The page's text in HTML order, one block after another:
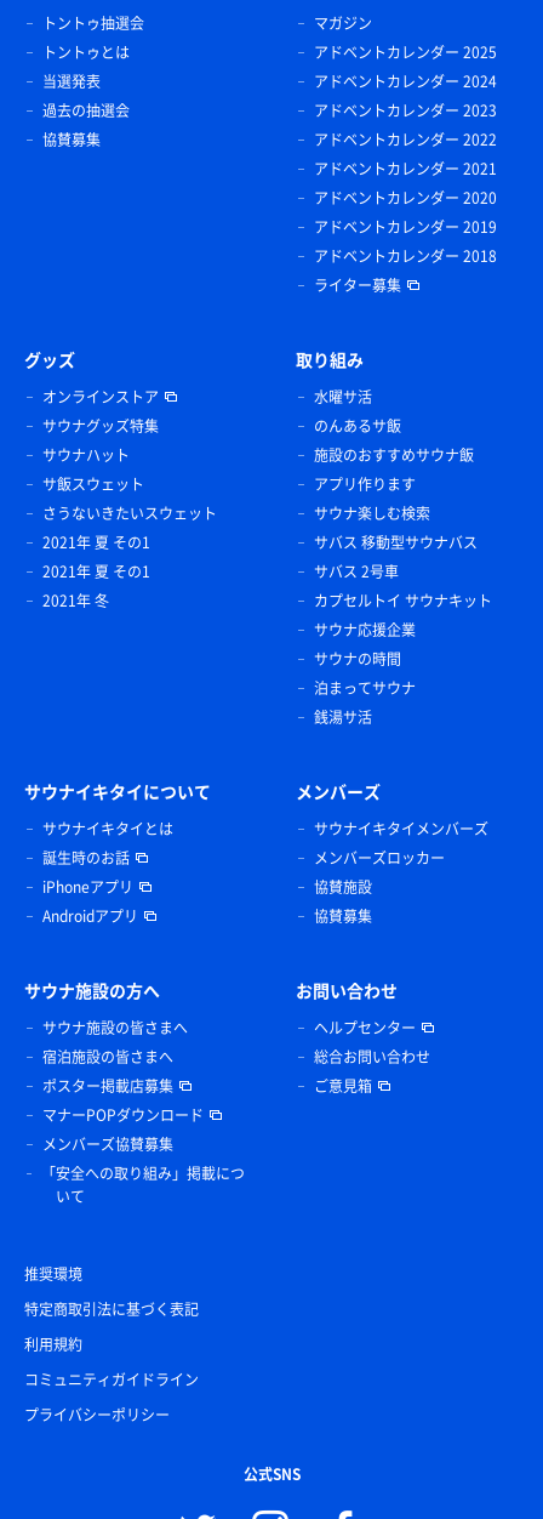
トントゥ抽選会
トントゥとは
当選発表
過去の抽選会
協賛募集
マガジン
アドベントカレンダー 2025
アドベントカレンダー 2024
アドベントカレンダー 2023
アドベントカレンダー 2022
アドベントカレンダー 2021
アドベントカレンダー 2020
アドベントカレンダー 2019
アドベントカレンダー 2018
ライター募集
グッズ
オンラインストア
サウナグッズ特集
サウナハット
サ飯スウェット
さうないきたいスウェット
2021年 夏 その1
2021年 夏 その1
2021年 冬
取り組み
水曜サ活
のんあるサ飯
施設のおすすめサウナ飯
アプリ作ります
サウナ楽しむ検索
サバス 移動型サウナバス
サバス 2号車
カプセルトイ サウナキット
サウナ応援企業
サウナの時間
泊まってサウナ
銭湯サ活
サウナイキタイについて
サウナイキタイとは
誕生時のお話
iPhoneアプリ
Androidアプリ
メンバーズ
サウナイキタイメンバーズ
メンバーズロッカー
協賛施設
協賛募集
サウナ施設の方へ
サウナ施設の皆さまへ
宿泊施設の皆さまへ
ポスター掲載店募集
マナーPOPダウンロード
メンバーズ協賛募集
「安全への取り組み」掲載につ
いて
お問い合わせ
ヘルプセンター
総合お問い合わせ
ご意見箱
推奨環境
特定商取引法に基づく表記
利用規約
コミュニティガイドライン
プライバシーポリシー
公式SNS